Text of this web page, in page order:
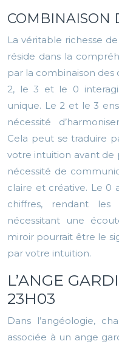
COMBINAISON
La véritable richesse
réside dans la
par la combinaison des
2, le 3 et le 0
unique. Le 2 et le 3
nécessité
Cela peut se traduire
votre intuition avant de
nécessité de
claire et créative. Le 0
chiffres, rendant les
nécessitant une
miroir pourrait être le
par votre intuition.
L’ANGE
23H03
Dans l’angéologie,
associée à un ange